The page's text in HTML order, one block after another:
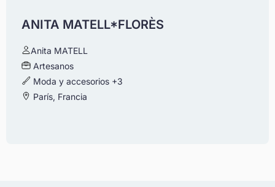
ANITA MATELL*FLORÈS
Anita MATELL
Artesanos
Moda y accesorios +3
París, Francia